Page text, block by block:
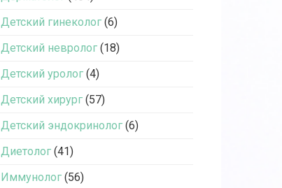
Детский гинеколог (6)
Детский невролог (18)
Детский уролог (4)
Детский хирург (57)
Детский эндокринолог (6)
Диетолог (41)
Иммунолог (56)